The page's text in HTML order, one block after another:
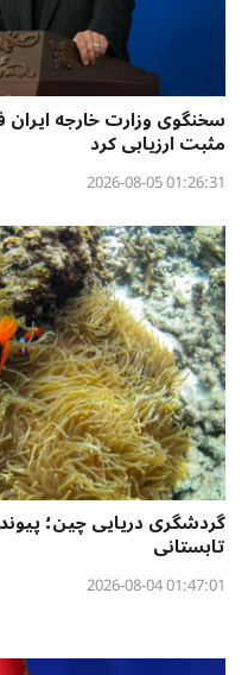
سخنگوی وزارت خارجه ایران
مثبت ارزیابی کرد
01:26:31 2026-08-05
گردشگری دریایی چین؛
تابستانی
01:47:01 2026-08-04